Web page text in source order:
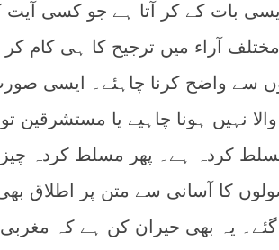
بات کے کر آتا ہے جو کسی
آراء میں ترجیح کا ہی کام کر
سے واضح کرنا چاہئے۔ ایسی
نہیں ہونا چاہیے یا مستشرقین
مسلط کردہ ہے۔ پھر مسلط کردہ
کا آسانی سے متن پر اطلاق
یہ بھی حیران کن ہے کہ مغربی